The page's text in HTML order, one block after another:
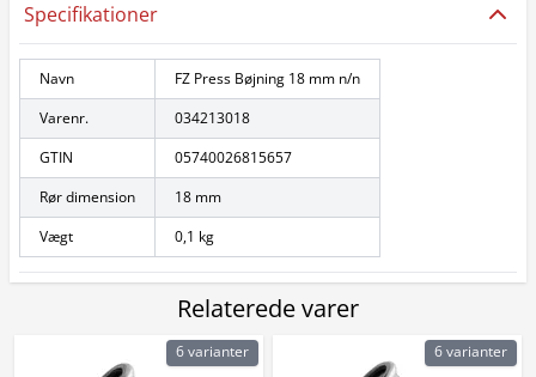
Specifikationer
Navn
FZ Press Bøjning 18 mm n/n
Varenr.
034213018
GTIN
05740026815657
Rør dimension
18 mm
Vægt
0,1 kg
Relaterede varer
6 varianter 6 varianter